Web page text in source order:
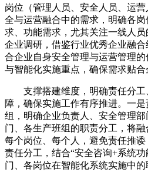
岗位（管理人员、安全人员、运
全与运营融合中的需求，明确各
求、功能需求，尤其关注一线人
企业调研，借鉴行业优秀企业融
合企业自身安全管理与运营管理
与智能化实施重点，确保需求贴合
支撑搭建维度，明确责任分
障，确保实施工作有序推进。一
组，明确企业负责人、安全管理
门、各生产班组的职责分工，将
每个岗位、每个人，避免责任推
责任分工，结合“安全咨询+系统
门、各岗位在智能化系统实施中